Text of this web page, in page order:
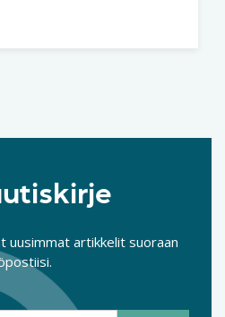
uusimmat artikkelit suoraan